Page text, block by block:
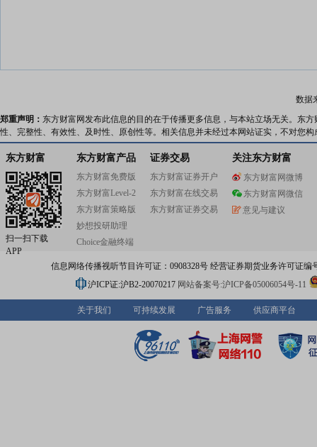
数据
郑重声明： 东方财富网发布此信息的目的在于传播更多信息，与本站立场无关。东
性、完整性、有效性、及时性、原创性等。相关信息并未经过本网站证实，不对您
东方财富
扫一扫下载
APP
东方财富产品
东方财富免费版
东方财富Level-2
东方财富策略版
妙想投研助理
Choice金融终端
证券交易
东方财富证券开户
东方财富在线交易
东方财富证券交易
关注东方财富
东方财富网微博
东方财富网微信
意见与建议
信息网络传播视听节目许可证：0908328号 经营证券期货业务许可证编
沪ICP证:沪B2-20070217 网站备案号:沪ICP备05006054号-11
关于我们 可持续发展 广告服务 供应商平台